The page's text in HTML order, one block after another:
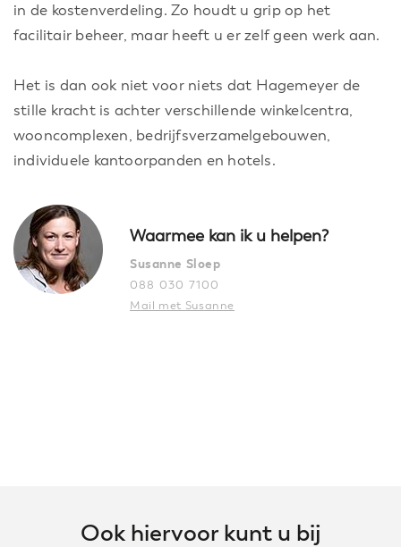
in de kostenverdeling. Zo houdt u grip op het
facilitair beheer, maar heeft u er zelf geen werk aan.
Het is dan ook niet voor niets dat Hagemeyer de
stille kracht is achter verschillende winkelcentra,
wooncomplexen, bedrijfsverzamelgebouwen,
individuele kantoorpanden en hotels.
Waarmee kan ik u helpen?
Susanne Sloep
088 030 7100
Mail met Susanne
Ook hiervoor kunt u bij